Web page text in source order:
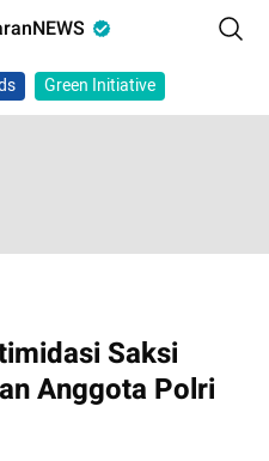
Green Initiative
Saksi
Anggota Polri